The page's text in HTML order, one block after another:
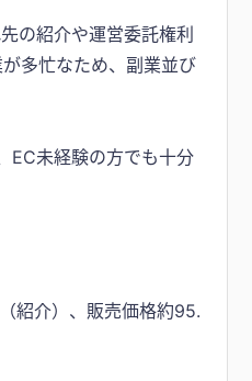
の紹介や運営委託権利
多忙なため、副業並び
EC未経験の方でも十分
紹介）、販売価格約95.